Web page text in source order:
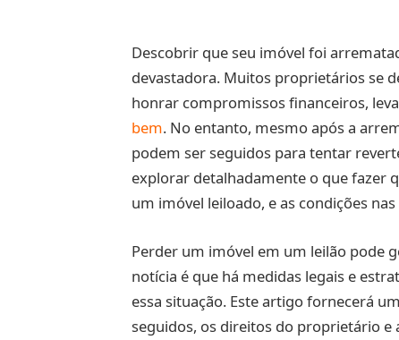
Descobrir que seu imóvel foi
devastadora. Muitos proprietários se
honrar compromissos financeiros,
bem. No entanto, mesmo após a
podem ser seguidos para tentar
explorar detalhadamente o que fazer
um imóvel leiloado, e as condições
Perder um imóvel em um leilão pode
notícia é que há medidas legais e
essa situação. Este artigo fornecerá
seguidos, os direitos do proprietário e